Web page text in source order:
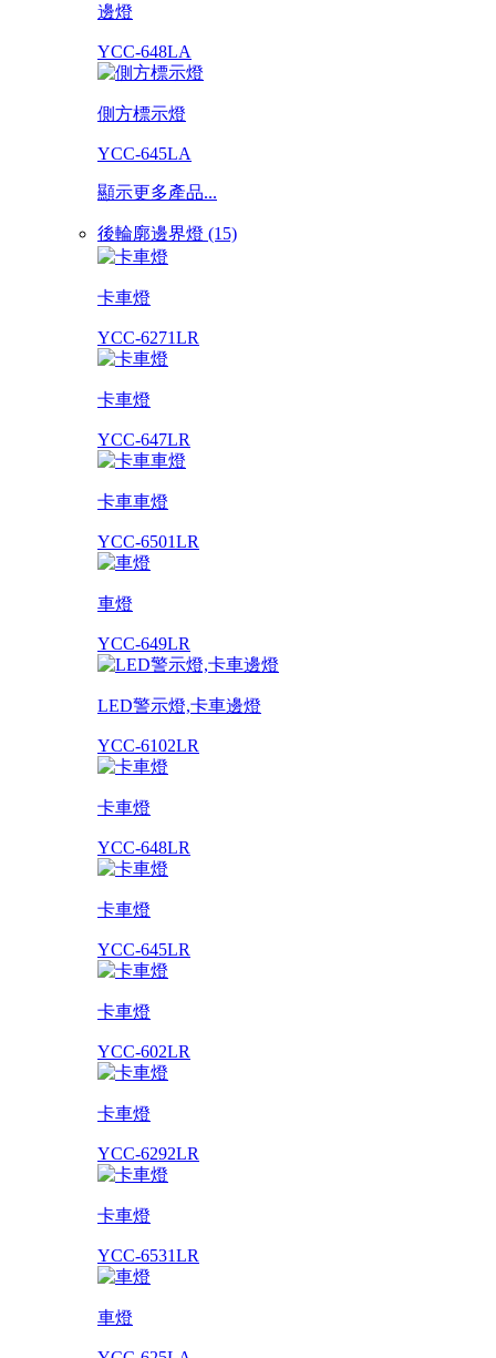
邊燈
YCC-648LA
側方標示燈
YCC-645LA
顯示更多產品...
後輪廓邊界燈 (15)
卡車燈
YCC-6271LR
卡車燈
YCC-647LR
卡車車燈
YCC-6501LR
車燈
YCC-649LR
LED警示燈,卡車邊燈
YCC-6102LR
卡車燈
YCC-648LR
卡車燈
YCC-645LR
卡車燈
YCC-602LR
卡車燈
YCC-6292LR
卡車燈
YCC-6531LR
車燈